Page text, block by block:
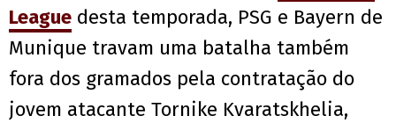
League desta temporada, PSG e Bayern de
Munique travam uma batalha também
fora dos gramados pela contratação do
jovem atacante Tornike Kvaratskhelia,